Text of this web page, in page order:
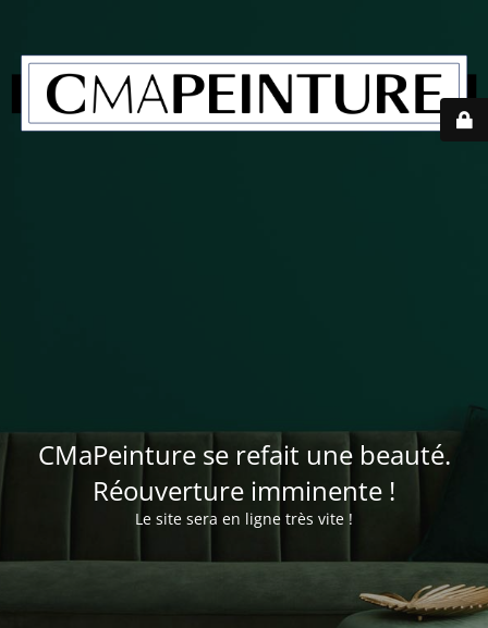
CMaPeinture se refait une beauté.
Réouverture imminente !
Le site sera en ligne très vite !